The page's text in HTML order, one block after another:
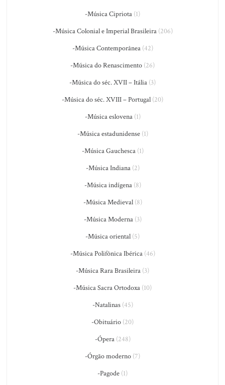
-Música Cipriota (1)
-Música Colonial e Imperial Brasileira(206)
-Música Contemporânea(42)
-Música do Renascimento (26)
-Música do séc. XVII – Itália (3)
-Música do séc. XVIII – Portugal (20)
-Música eslovena(1)
-Música estadunidense(1)
-Música Gauchesca(1)
-Música Indiana(2)
-Música indígena(8)
-Música Medieval(8)
-Música Moderna(3)
-Música oriental (5)
-Música Polifônica Ibérica(46)
-Música Rara Brasileira (3)
-Música Sacra Ortodoxa (10)
-Natalinas(45)
-Obituário (20)
-Ópera(248)
-Órgão moderno (7)
-Pagode (1)